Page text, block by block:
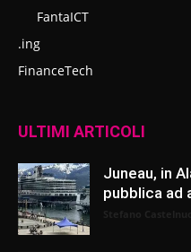
FantaICT
.ing
FinanceTech
ULTIMI ARTICOLI
Juneau, in
pubblica ad